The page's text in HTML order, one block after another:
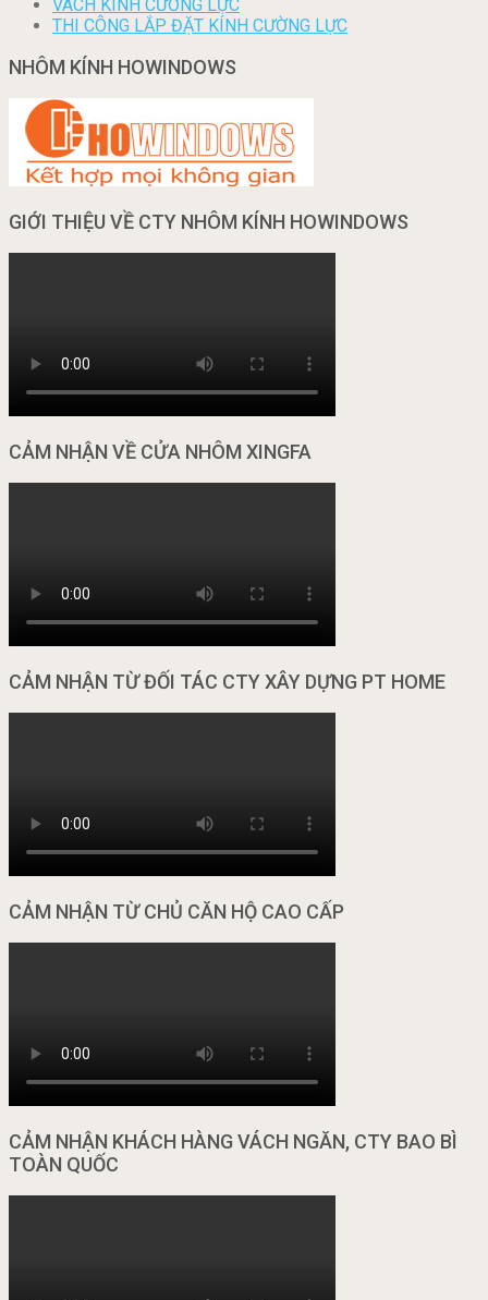
VÁCH KÍNH CƯỜNG LỰC
THI CÔNG LẮP ĐẶT KÍNH CƯỜNG LỰC
NHÔM KÍNH HOWINDOWS
GIỚI THIỆU VỀ CTY NHÔM KÍNH HOWINDOWS
CẢM NHẬN VỀ CỬA NHÔM XINGFA
CẢM NHẬN TỪ ĐỐI TÁC CTY XÂY DỰNG PT HOME
CẢM NHẬN TỪ CHỦ CĂN HỘ CAO CẤP
CẢM NHẬN KHÁCH HÀNG VÁCH NGĂN, CTY BAO BÌ
TOÀN QUỐC